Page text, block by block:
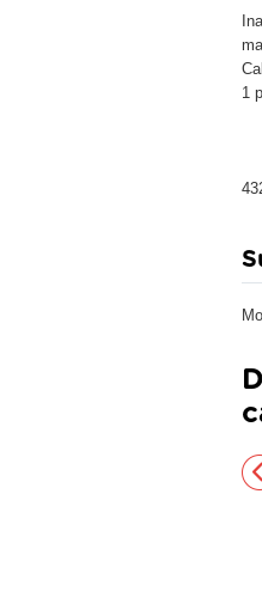
1